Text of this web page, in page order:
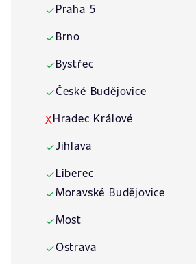
✓Praha 5
✓Brno
✓Bystřec
✓České Budějovice
XHradec Králové
✓Jihlava
✓Liberec
✓Moravské Budějovice
✓Most
✓Ostrava